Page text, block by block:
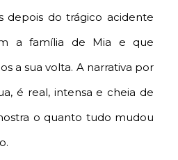
depois do trágico acidente
a família de Mia e que
a sua volta. A narrativa por
é real, intensa e cheia de
o quanto tudo mudou